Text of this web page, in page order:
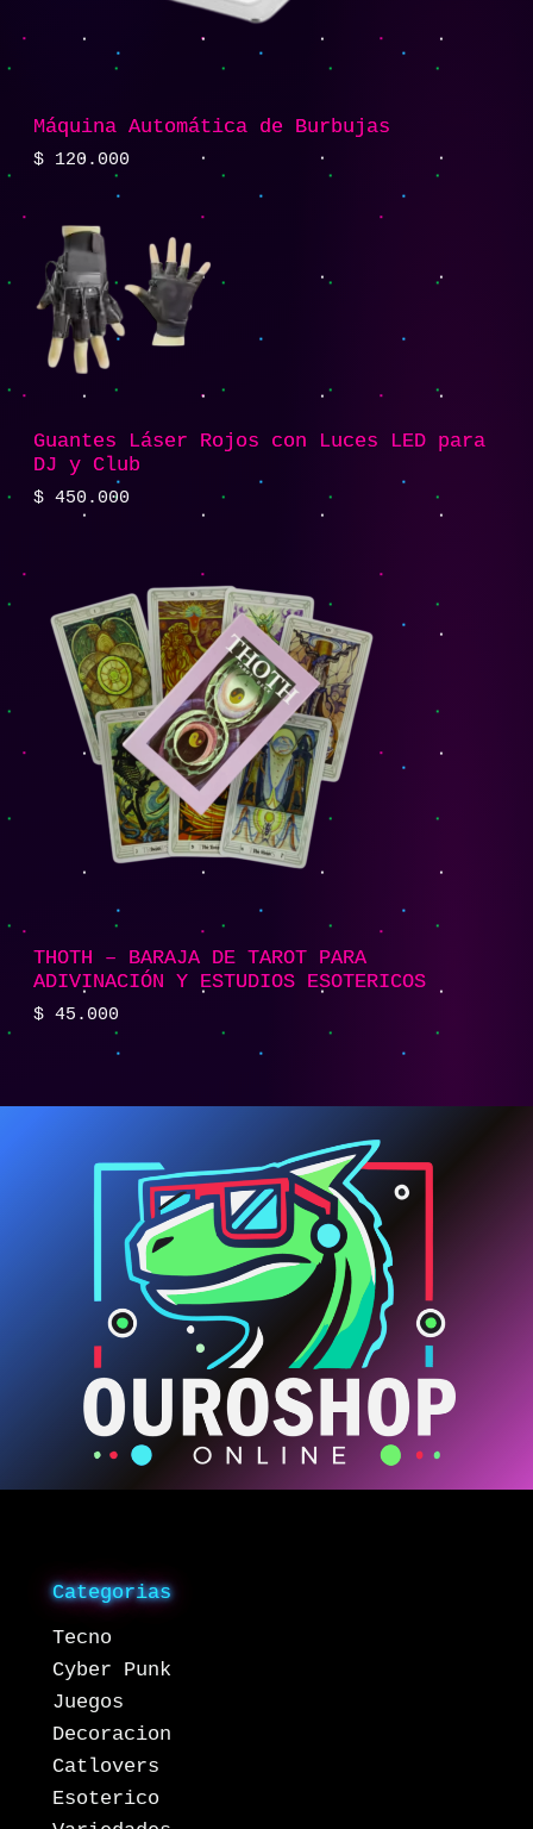
Máquina Automática de Burbujas
$ 120.000
Guantes Láser Rojos con Luces LED para
DJ y Club
$ 450.000
THOTH – BARAJA DE TAROT PARA
ADIVINACIÓN Y ESTUDIOS ESOTERICOS
$ 45.000
Categorias
Tecno
Cyber Punk
Juegos
Decoracion
Catlovers
Esoterico